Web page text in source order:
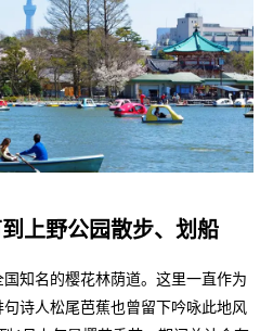
上野公园散步、划船
知名的樱花林荫道。这里一直作为
诗人松尾芭蕉也曾留下吟咏此地风